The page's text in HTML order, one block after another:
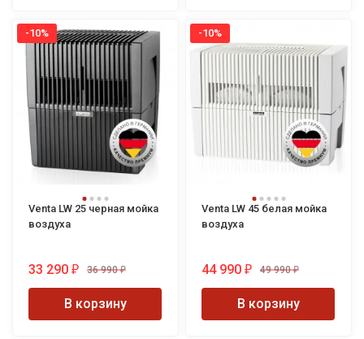
-10%
Venta LW 25 черная мойка
воздуха
33 290 ₽ 36 990 ₽
В корзину
-10%
Venta LW 45 белая мойка
воздуха
44 990 ₽ 49 990 ₽
В корзину